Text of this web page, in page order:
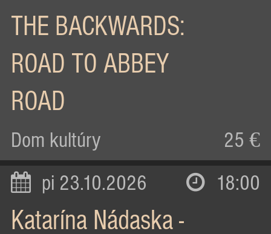
THE BACKWARDS:
ROAD TO ABBEY
ROAD
Dom kultúry 25 €
pi 23.10.2026 18:00
Katarína Nádaska -